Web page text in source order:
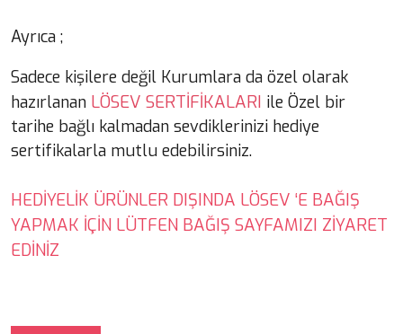
Ayrıca ;
Sadece kişilere değil Kurumlara da özel olarak
hazırlanan LÖSEV SERTİFİKALARI ile Özel bir
tarihe bağlı kalmadan sevdiklerinizi hediye
sertifikalarla mutlu edebilirsiniz.
HEDİYELİK ÜRÜNLER DIŞINDA LÖSEV ‘E BAĞIŞ
YAPMAK İÇİN LÜTFEN BAĞIŞ SAYFAMIZI ZİYARET
EDİNİZ